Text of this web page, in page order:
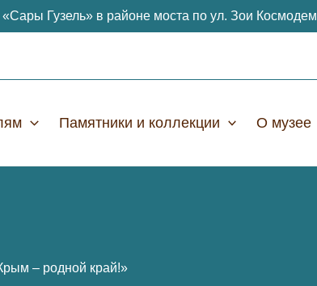
Гузель» в районе моста по ул. Зои
Памятники и коллекции О музее
– родной край!»